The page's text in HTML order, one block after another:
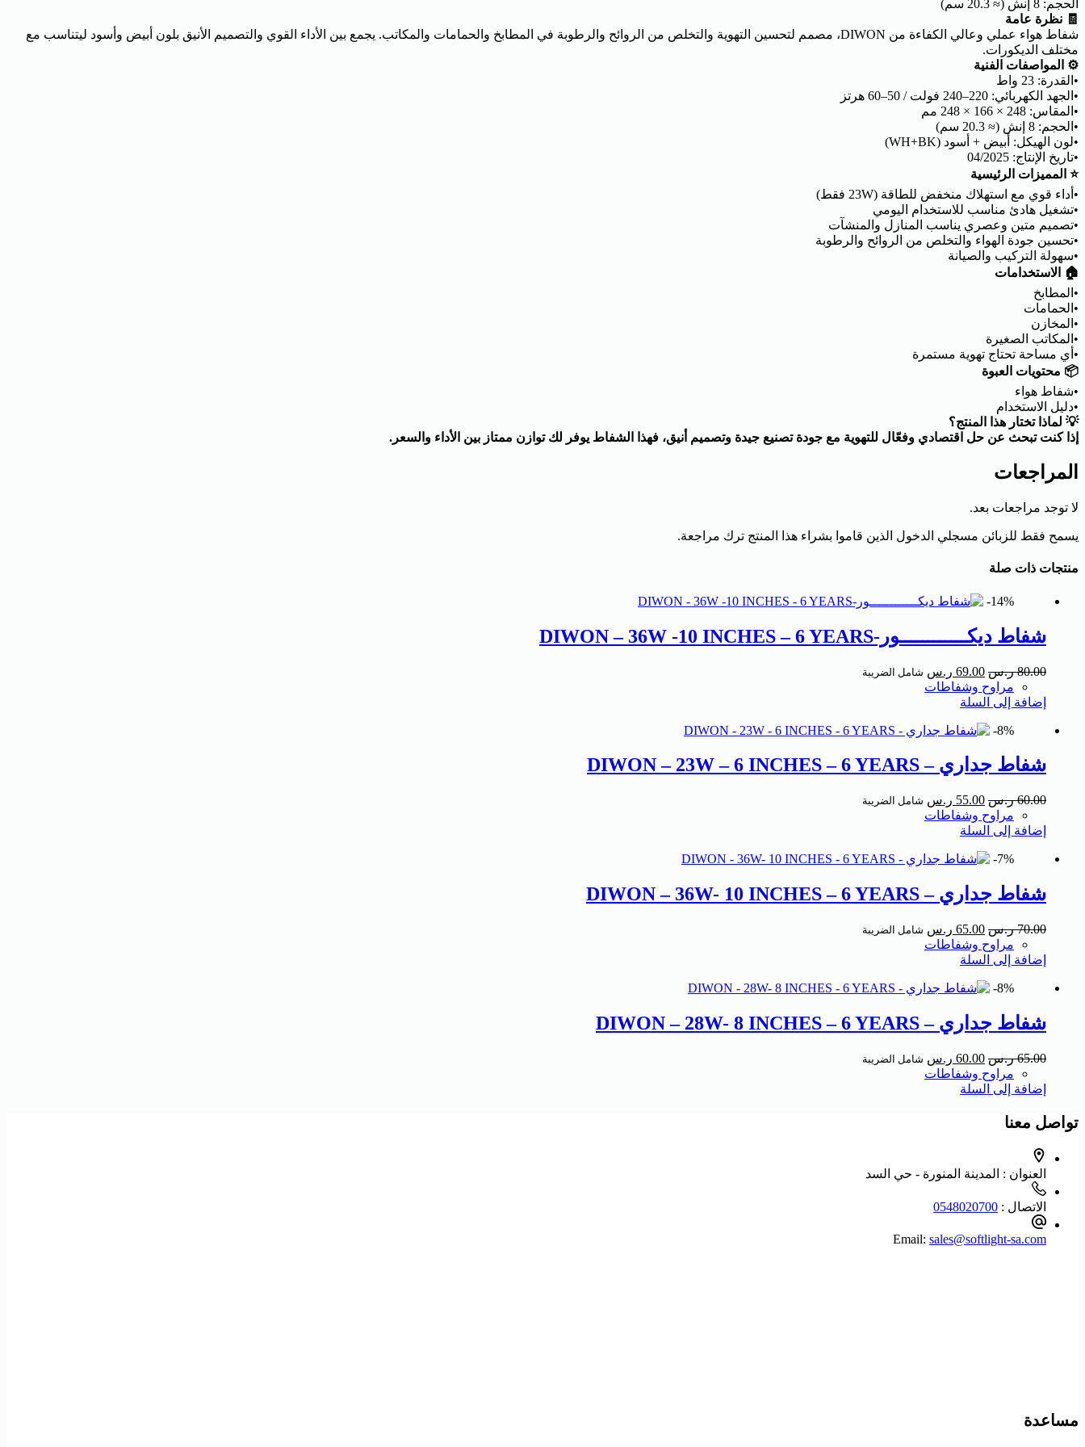
الحجم: 8 إنش (≈ 20.3 سم)
🧾 نظرة عامة
شفاط هواء عملي وعالي الكفاءة من DIWON، مصمم لتحسين التهوية والتخلص من الروائح والرطوبة في المطابخ والحمامات والمكاتب. يجمع بين الأداء القوي والتصميم الأنيق بلون أبيض وأسود ليتناسب مع
مختلف الديكورات.
⚙️ المواصفات الفنية
•القدرة: 23 واط
•الجهد الكهربائي: 220–240 فولت / 50–60 هرتز
•المقاس: 248 × 166 × 248 مم
•الحجم: 8 إنش (≈ 20.3 سم)
•لون الهيكل: أبيض + أسود (WH+BK)
•تاريخ الإنتاج: 04/2025
⭐ المميزات الرئيسية
•أداء قوي مع استهلاك منخفض للطاقة (23W فقط)
•تشغيل هادئ مناسب للاستخدام اليومي
•تصميم متين وعصري يناسب المنازل والمنشآت
•تحسين جودة الهواء والتخلص من الروائح والرطوبة
•سهولة التركيب والصيانة
🏠 الاستخدامات
•المطابخ
•الحمامات
•المخازن
•المكاتب الصغيرة
•أي مساحة تحتاج تهوية مستمرة
📦 محتويات العبوة
•شفاط هواء
•دليل الاستخدام
💡 لماذا تختار هذا المنتج؟
إذا كنت تبحث عن حل اقتصادي وفعّال للتهوية مع جودة تصنيع جيدة وتصميم أنيق، فهذا الشفاط يوفر لك توازن ممتاز بين الأداء والسعر.
المراجعات
لا توجد مراجعات بعد.
يسمح فقط للزبائن مسجلي الدخول الذين قاموا بشراء هذا المنتج ترك مراجعة.
منتجات ذات صلة
14%-
شفاط ديكــــــــــــور-DIWON – 36W -10 INCHES – 6 YEARS
80.00 ر.س 69.00 ر.س شامل الضريبة
مراوح وشفاطات
إضافة إلى السلة
8%-
شفاط جداري – DIWON – 23W – 6 INCHES – 6 YEARS
60.00 ر.س 55.00 ر.س شامل الضريبة
مراوح وشفاطات
إضافة إلى السلة
7%-
شفاط جداري – DIWON – 36W- 10 INCHES – 6 YEARS
70.00 ر.س 65.00 ر.س شامل الضريبة
مراوح وشفاطات
إضافة إلى السلة
8%-
شفاط جداري – DIWON – 28W- 8 INCHES – 6 YEARS
65.00 ر.س 60.00 ر.س شامل الضريبة
مراوح وشفاطات
إضافة إلى السلة
تواصل معنا
العنوان : المدينة المنورة - حي السد
الاتصال : 0548020700
Email: sales@softlight-sa.com
مساعدة